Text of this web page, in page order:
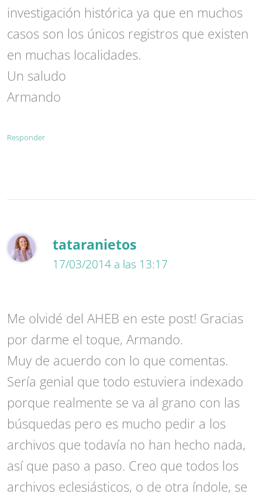
investigación histórica ya que en muchos
casos son los únicos registros que existen
en muchas localidades.
Un saludo
Armando
Responder
tataranietos
17/03/2014 a las 13:17
Me olvidé del AHEB en este post! Gracias
por darme el toque, Armando.
Muy de acuerdo con lo que comentas.
Sería genial que todo estuviera indexado
porque realmente se va al grano con las
búsquedas pero es mucho pedir a los
archivos que todavía no han hecho nada,
así que paso a paso. Creo que todos los
archivos eclesiásticos, o de otra índole, se